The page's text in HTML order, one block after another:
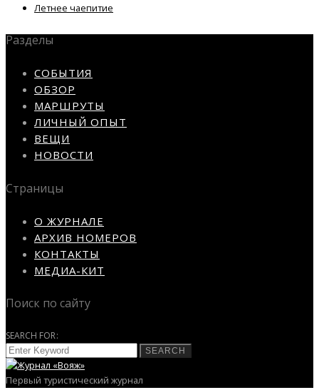
Летнее чаепитие
Разделы
СОБЫТИЯ
ОБЗОР
МАРШРУТЫ
ЛИЧНЫЙ ОПЫТ
ВЕЩИ
НОВОСТИ
Страницы
О ЖУРНАЛЕ
АРХИВ НОМЕРОВ
КОНТАКТЫ
МЕДИА-КИТ
Поиск по сайту
SEARCH FOR:
SEARCH
Первый туристический журнал